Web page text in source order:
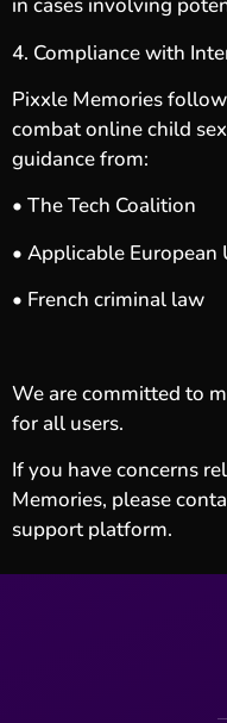
in cases involving
4. Compliance with
Pixxle Memories
combat online child
guidance from:
• The Tech Coalition
• Applicable
• French criminal law
We are committed to
for all users.
If you have concerns
Memories, please
support platform.